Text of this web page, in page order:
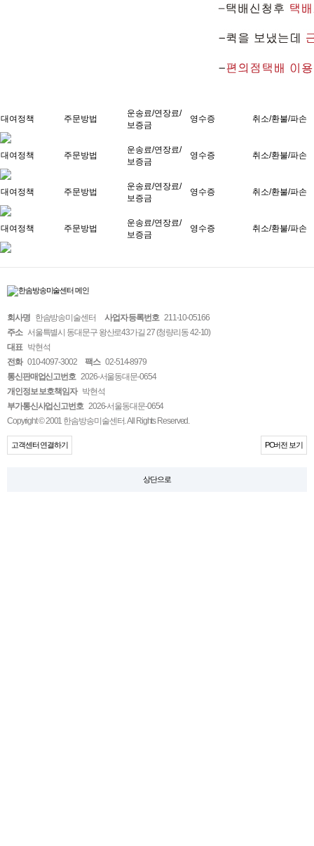
대여정책 주문방법
운송료/연장료/
보증금
영수증 취소/환불/파손
대여정책 주문방법
운송료/연장료/
보증금
영수증 취소/환불/파손
대여정책 주문방법
운송료/연장료/
보증금
영수증 취소/환불/파손
대여정책 주문방법
운송료/연장료/
보증금
영수증 취소/환불/파손
회사명 한솜방송미술센터 사업자 등록번호 211-10-05166
주소 서울특별시 동대문구 왕산로43가길 27 (청량리동 42-10)
대표 박현석
전화 010-4097-3002 팩스 02-514-8979
통신판매업신고번호 2026-서울동대문-0654
개인정보 보호책임자 박현석
부가통신사업신고번호 2026-서울동대문-0654
Copyright © 2001 한솜방송미술센터. All Rights Reserved.
고객센터 연결하기 PC버전 보기
상단으로